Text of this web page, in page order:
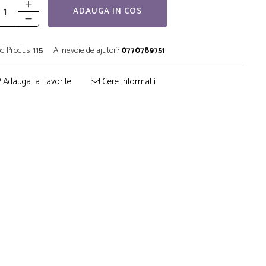
ADAUGA IN COS
Produs:115 Ai nevoie de ajutor?0770789751
Adauga la Favorite Cere informatii